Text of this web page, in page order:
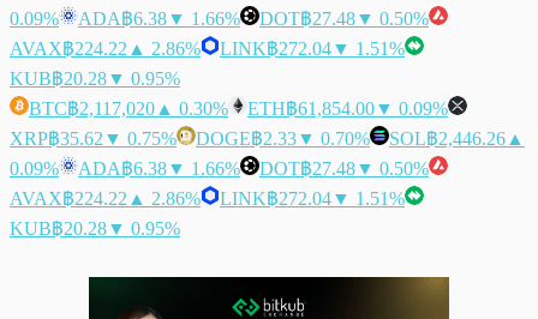
0.09%
ADA฿6.38▼ 1.66% DOT฿27.48▼ 0.50%
AVAX฿224.22 ▲ 2.86% LINK฿272.04▼ 1.51%
KUB฿20.28▼ 0.95%
BTC฿2,117,020 ▲ 0.30% ETH฿61,854.00▼ 0.09%
XRP฿35.62 ▼ 0.75% DOGE฿2.33▼ 0.70% SOL฿2,446.26 ▲
0.09%
ADA฿6.38▼ 1.66% DOT฿27.48▼ 0.50%
AVAX฿224.22 ▲ 2.86% LINK฿272.04▼ 1.51%
KUB฿20.28▼ 0.95%